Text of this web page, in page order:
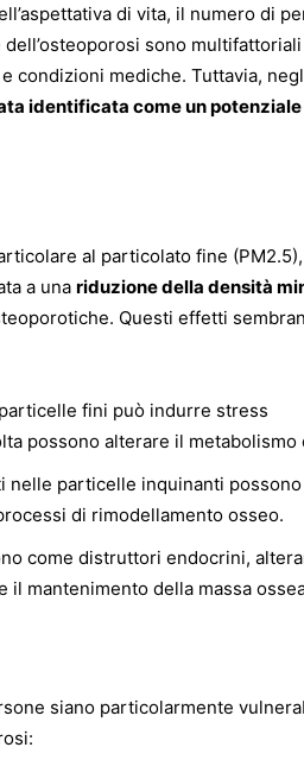
di vita, il numero di
sono multifattoriali
condizioni mediche. Tuttavia,
identificata come un potenziale
al particolato fine
a una riduzione della densità
Questi effetti
fini può indurre stress
possono alterare il metabolismo
nelle particelle inquinanti possono
di rimodellamento osseo.
come distruttori endocrini,
il mantenimento della massa
siano particolarmente